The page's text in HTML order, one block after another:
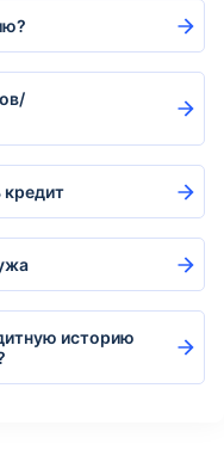
кредит
историю